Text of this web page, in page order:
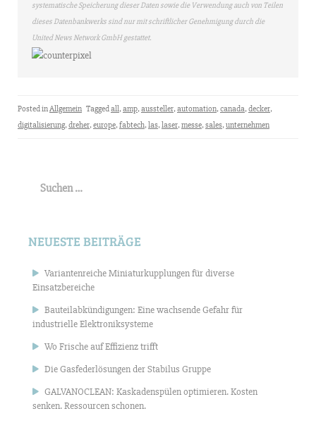
systematische Speicherung dieser Daten sowie die Verwendung auch von Teilen
dieses Datenbankwerks sind nur mit schriftlicher Genehmigung durch die
United News Network GmbH gestattet.
Posted inAllgemein Taggedall,amp,aussteller,automation,canada,decker,
digitalisierung,dreher,europe,fabtech,las,laser,messe,sales,unternehmen
nach:
NEUESTE BEITRÄGE
Variantenreiche Miniaturkupplungen für diverse
Einsatzbereiche
Bauteilabkündigungen: Eine wachsende Gefahr für
industrielle Elektroniksysteme
Wo Frische auf Effizienz trifft
Die Gasfederlösungen der Stabilus Gruppe
GALVANOCLEAN: Kaskadenspülen optimieren. Kosten
senken. Ressourcen schonen.